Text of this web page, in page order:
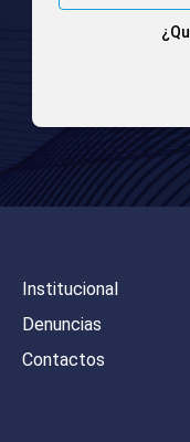
Institucional
Denuncias
Contactos